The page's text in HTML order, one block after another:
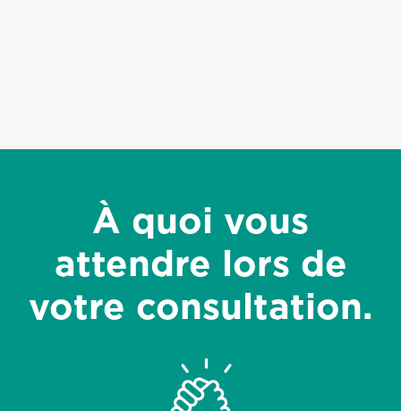
À quoi vous
attendre lors de
votre consultation.